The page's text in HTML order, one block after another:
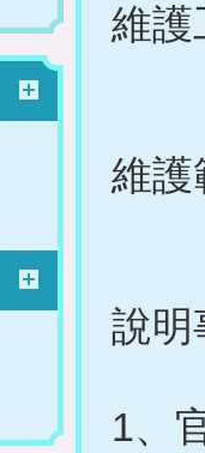
維護
維護
說明
1、